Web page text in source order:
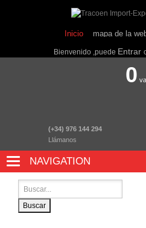
Inicio mapa de la
Bienvenido ,puede Entrar
0
(+34) 976 144 294
Llámanos
NAVIGATION
NAVIGATION
Buscar